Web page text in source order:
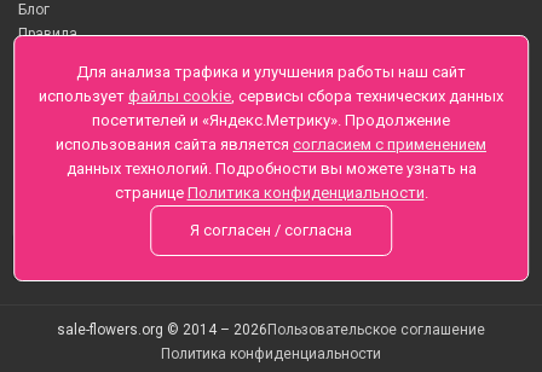
Блог
Правила
О Доставке цветов
Оплата
Телеграмм
Санкт-Петербург ул. Заозерная д.6 , Лиговский пр., 65
+7 (812) 425-01-16
Вопросы? Звоните круглосуточно, без выходных
sale-flowers.org © 2014 – 2026 Пользовательское соглашение
Политика конфиденциальности
Для анализа трафика и улучшения работы наш сайт
использует файлы cookie, сервисы сбора технических данных
посетителей и «Яндекс.Метрику». Продолжение
использования сайта является согласием с применением
данных технологий. Подробности вы можете узнать на
странице Политика конфиденциальности.
Я согласен / согласна